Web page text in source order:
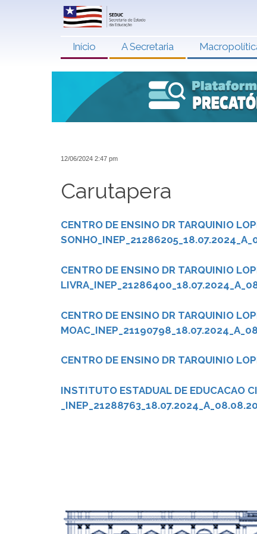
Início A Secretaria
12/06/2024 2:47 pm
Carutapera
CENTRO DE ENSINO DR TARQUINIO
CENTRO DE ENSINO DR TARQUINIO
CENTRO DE ENSINO DR TARQUINIO
CENTRO DE ENSINO DR TARQUINIO
INSTITUTO ESTADUAL DE EDUCACAO